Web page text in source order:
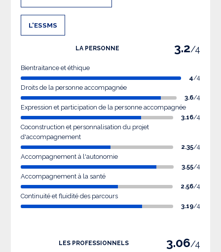
L'ESSMS
LA PERSONNE 3.2/4
Bientraitance et éthique
4/4
Droits de la personne accompagnée
3.6/4
Expression et participation de la personne accompagnée
3.16/4
Coconstruction et personnalisation du projet
d'accompagnement
2.35/4
Accompagnement à l'autonomie
3.55/4
Accompagnement à la santé
2.56/4
Continuité et fluidité des parcours
3.19/4
LES PROFESSIONNELS 3.06/4